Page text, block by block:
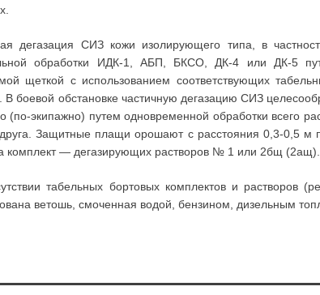
дегазация СИЗ кожи изолирующего типа, в
обработки ИДК-1, АБП, БКСО, ДК-4 или ДК-5
щеткой с использованием соответствующих
В боевой обстановке частичную дегазацию СИЗ
(по-экипажно) путем одновременной обработки всего
друга. Защитные плащи орошают с расстояния 0,3-0,5
комплект — дегазирующих растворов № 1 или 2бщ (2ащ).
табельных бортовых комплектов и растворов
ветошь, смоченная водой, бензином, дизельным